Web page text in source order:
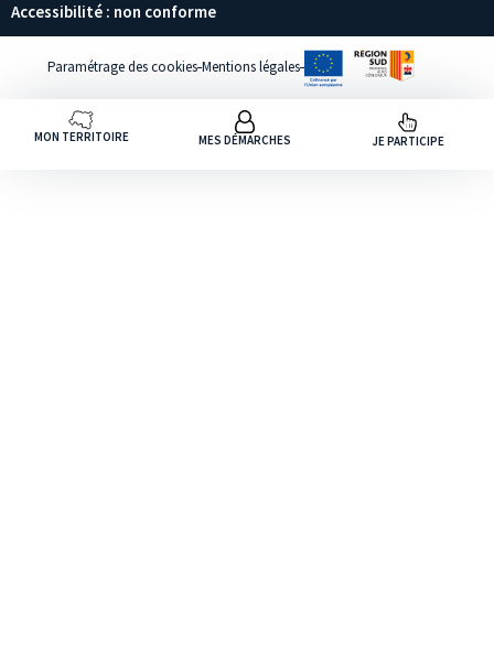
Accessibilité : non conforme
Paramétrage des cookies Mentions légales
MON TERRITOIRE MES DÉMARCHES JE PARTICIPE